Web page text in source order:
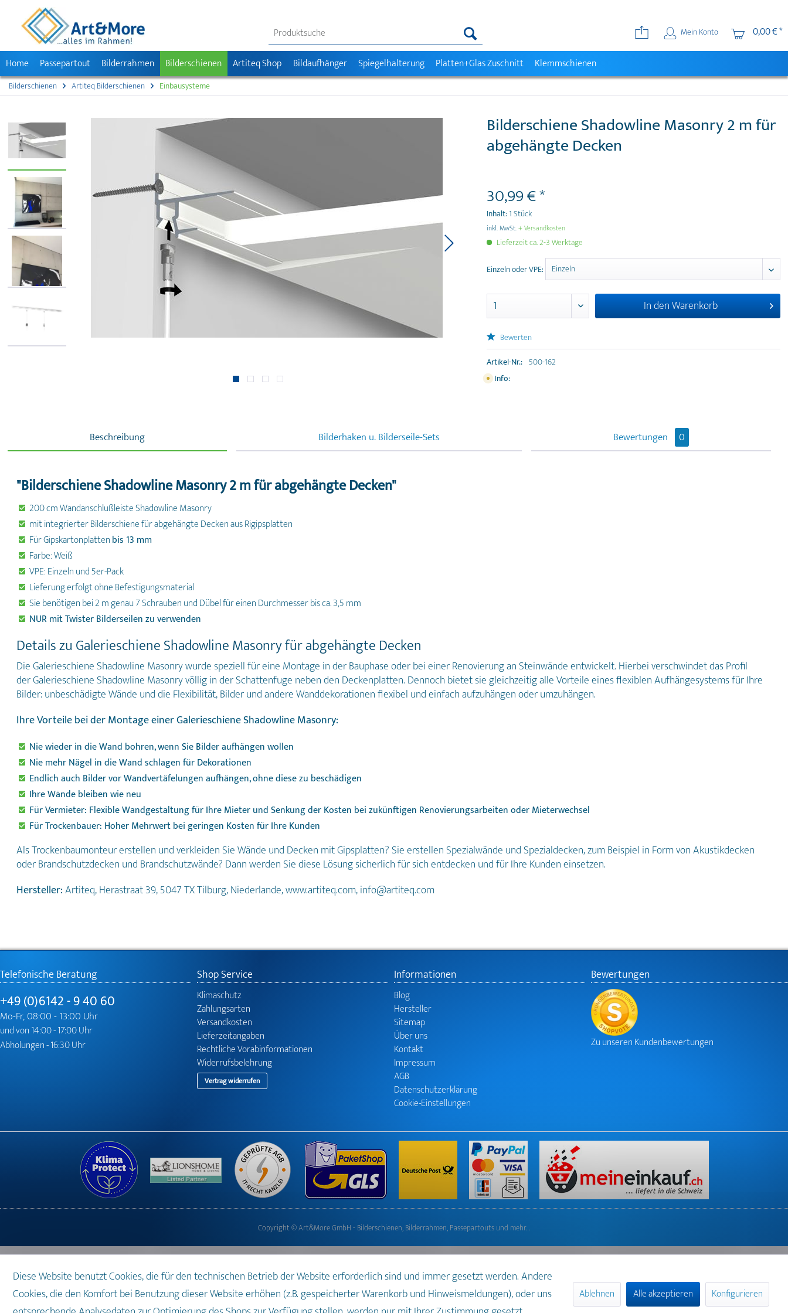
Mein Konto
0,00 € *
Home
Passepartout Bilderrahmen Bilderschienen Artiteq Shop Bildaufhänger Spiegelhalterung Platten+Glas Zuschnitt Klemmschienen
Bilderschienen Artiteq Bilderschienen Einbausysteme
Bilderschiene Shadowline Masonry 2 m für
abgehängte Decken
30,99 € *
Inhalt:1 Stück
inkl. MwSt.+ Versandkosten
Lieferzeit ca. 2-3 Werktage
Einzeln oder VPE:
In denWarenkorb
Bewerten
Artikel-Nr.: 500-162
Info:
Beschreibung Bilderhaken u. Bilderseile-Sets Bewertungen 0
"Bilderschiene Shadowline Masonry 2 m für abgehängte Decken"
200 cm Wandanschlußleiste Shadowline Masonry
mit integrierter Bilderschiene für abgehängte Decken aus Rigipsplatten
FürGipskartonplattenbis 13 mm
Farbe: Weiß
VPE: Einzeln und 5er-Pack
Lieferung erfolgt ohne Befestigungsmaterial
Sie benötigen bei 2 m genau 7 Schrauben und Dübel für einen Durchmesser bis ca. 3,5 mm
NUR mit Twister Bilderseilen zu verwenden
Details zu Galerieschiene Shadowline Masonry für abgehängte Decken
Die Galerieschiene Shadowline Masonry wurde speziell für eine Montage in der Bauphase oder bei einer Renovierung an Steinwände entwickelt. Hierbei verschwindet das Profil
der Galerieschiene Shadowline Masonry völlig in der Schattenfuge neben den Deckenplatten. Dennoch bietet sie gleichzeitig alle Vorteile eines flexiblen Aufhängesystems für Ihre
Bilder: unbeschädigte Wände und die Flexibilität, Bilder und andere Wanddekorationen flexibel und einfach aufzuhängen oder umzuhängen.
Ihre Vorteile bei der Montage einer Galerieschiene Shadowline Masonry:
Nie wieder in die Wand bohren, wenn Sie Bilder aufhängen wollen
Nie mehr Nägel in die Wand schlagen für Dekorationen
Endlich auch Bilder vor Wandvertäfelungen aufhängen, ohne diese zu beschädigen
Ihre Wände bleiben wie neu
Für Vermieter: Flexible Wandgestaltung für Ihre Mieter undSenkung der Kosten bei zukünftigen Renovierungsarbeiten oder Mieterwechsel
Für Trockenbauer: Hoher Mehrwert bei geringen Kosten für Ihre Kunden
Als Trockenbaumonteur erstellen und verkleiden Sie Wände und Decken mit Gipsplatten? Sie erstellen Spezialwände und Spezialdecken, zum Beispiel in Form von Akustikdecken
oder Brandschutzdecken und Brandschutzwände? Dann werden Sie diese Lösung sicherlich für sich entdecken und für Ihre Kunden einsetzen.
Hersteller:Artiteq, Herastraat 39, 5047 TX Tilburg, Niederlande, www.artiteq.com, info@artiteq.com
Telefonische Beratung
+49 (0)6142 - 9 40 60
Mo-Fr, 08:00 - 13:00 Uhr
und von 14:00 - 17:00 Uhr
Abholungen - 16:30 Uhr
Shop Service
Klimaschutz
Zahlungsarten
Versandkosten
Lieferzeitangaben
Rechtliche Vorabinformationen
Widerrufsbelehrung
Vertrag widerrufen
Informationen
Blog
Hersteller
Sitemap
Über uns
Kontakt
Impressum
AGB
Datenschutzerklärung
Cookie-Einstellungen
Bewertungen
Zu unseren Kundenbewertungen
Copyright © Art&More GmbH - Bilderschienen, Bilderrahmen, Passepartouts und mehr…
Diese Website benutzt Cookies, die für den technischen Betrieb der Website erforderlich sind und immer gesetzt werden. Andere
Cookies, die den Komfort bei Benutzung dieser Website erhöhen (z.B. gespeicherter Warenkorb und Hinweismeldungen), oder uns
Ablehnen Alle akzeptieren Konfigurieren